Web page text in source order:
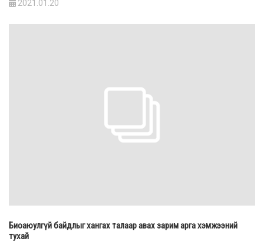
2021.01.20
Биоаюулгүй байдлыг хангах талаар авах зарим арга хэмжээний
тухай